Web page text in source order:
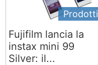
Prodotti
Fujifilm lancia la
instax mini 99
Silver: il...